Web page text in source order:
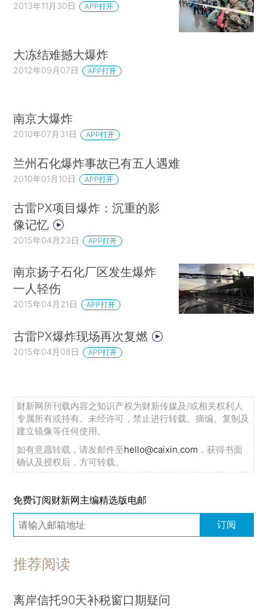
2013年11月30日 APP打开
大冻结难撼大爆炸
2012年09月07日 APP打开
南京大爆炸
2010年07月31日 APP打开
兰州石化爆炸事故已有五人遇难
2010年01月10日 APP打开
古雷PX项目爆炸：沉重的影
像记忆
2015年04月23日 APP打开
南京扬子石化厂区发生爆炸
一人轻伤
2015年04月21日 APP打开
古雷PX爆炸现场再次复燃
2015年04月08日 APP打开
财新网所刊载内容之知识产权为财新传媒及/或相关权利人
专属所有或持有。未经许可，禁止进行转载、摘编、复制及
建立镜像等任何使用。
如有意愿转载，请发邮件至hello@caixin.com ，获得书面
确认及授权后，方可转载。
免费订阅财新网主编精选版电邮
订阅
推荐阅读
离岸信托90天补税窗口期疑问